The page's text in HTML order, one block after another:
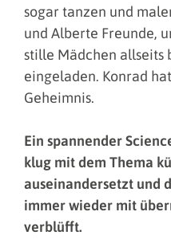
sogar tanzen und
und Alberte Freunde,
stille Mädchen
eingeladen. Konrad
Geheimnis.
Ein spannender
klug mit dem Thema
auseinandersetzt und
immer wieder mit
verblüfft.